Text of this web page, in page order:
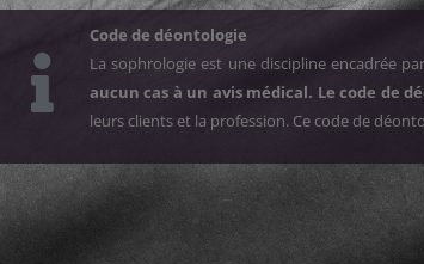
Code de déontologie
La sophrologie est une discipline encadrée
aucun cas à un avis médical. Le code de
leurs clients et la profession. Ce code de